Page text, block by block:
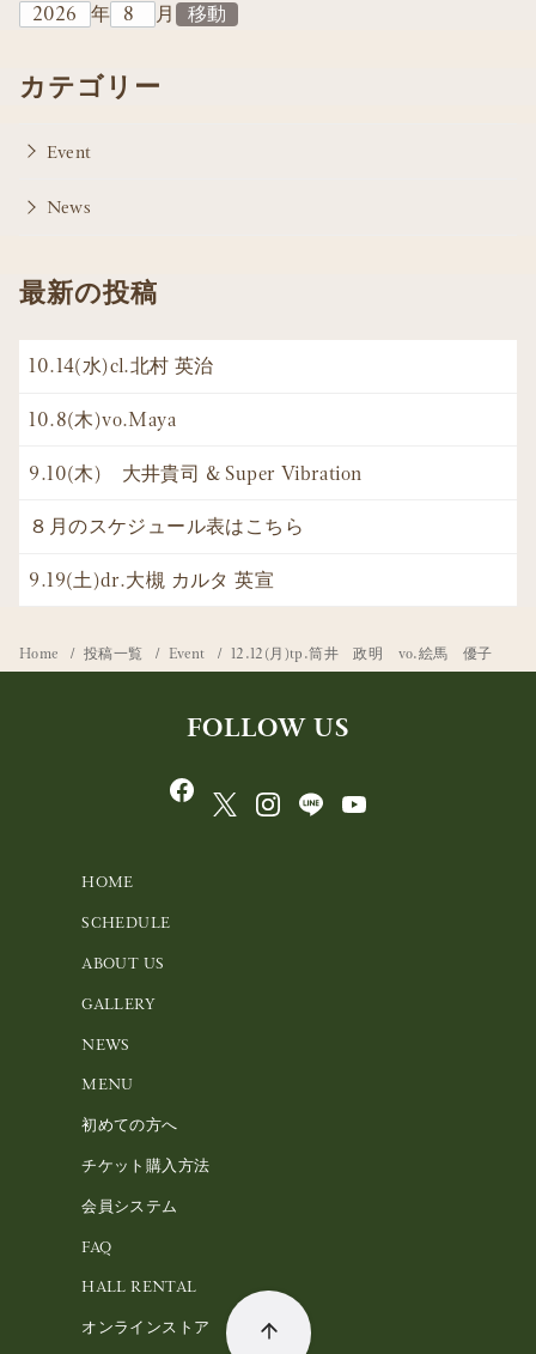
年
月
カテゴリー
Event
News
最新の投稿
10.14(水)cl.北村 英治
10.8(木)vo.Maya
9.10(木) 大井貴司 & Super Vibration
８月のスケジュール表はこちら
9.19(土)dr.大槻 カルタ 英宣
Home 投稿一覧 Event 12.12(月)tp.筒井 政明 vo.絵馬 優子
FOLLOW US
HOME
SCHEDULE
ABOUT US
GALLERY
NEWS
MENU
初めての方へ
チケット購入方法
会員システム
FAQ
HALL RENTAL
オンラインストア